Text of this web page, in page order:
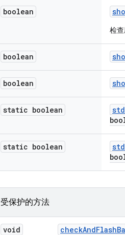
boolean
检
boolean
boolean
static boolean
static boolean
受保护的方法
void checkAndFlash